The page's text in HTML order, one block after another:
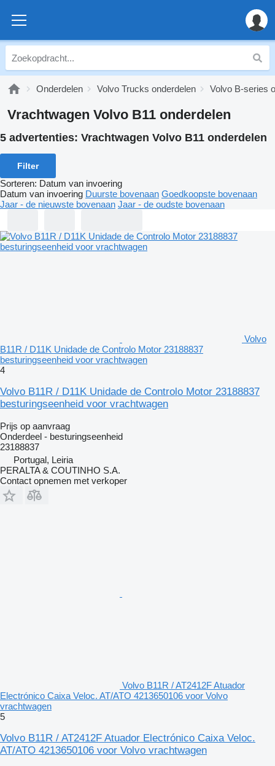
Onderdelen Volvo Trucks onderdelen Volvo B-series
Vrachtwagen Volvo B11 onderdelen
5 advertenties: Vrachtwagen Volvo B11 onderdelen
Filter
Sorteren: Datum van invoering
Datum van invoering Duurste bovenaan Goedkoopste bovenaan
Jaar - de nieuwste bovenaan Jaar - de oudste bovenaan
Volvo
B11R / D11K Unidade de Controlo Motor 23188837
besturingseenheid voor vrachtwagen
4
Volvo B11R / D11K Unidade de Controlo Motor 23188837
besturingseenheid voor vrachtwagen
Prijs op aanvraag
Onderdeel - besturingseenheid
23188837
Portugal, Leiria
PERALTA & COUTINHO S.A.
Contact opnemen met verkoper
Volvo B11R / AT2412F Atuador
Electrónico Caixa Veloc. AT/ATO 4213650106 voor Volvo
vrachtwagen
5
Volvo B11R / AT2412F Atuador Electrónico Caixa Veloc.
AT/ATO 4213650106 voor Volvo vrachtwagen